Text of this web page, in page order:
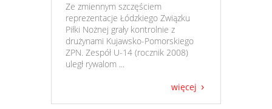
​ Ze zmiennym szczęściem
reprezentacje Łódzkiego Związku
Piłki Nożnej grały kontrolnie z
drużynami Kujawsko-Pomorskiego
ZPN. Zespół U-14 (rocznik 2008)
uległ rywalom ...
więcej